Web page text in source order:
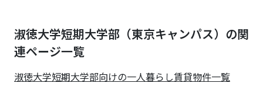
淑徳大学短期大学部（東京キャンパス）の関
連ページ一覧
淑徳大学短期大学部向けの一人暮らし賃貸物件一覧